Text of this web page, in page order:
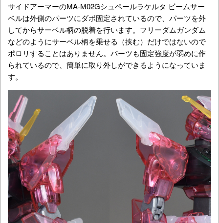
サイドアーマーのMA-M02Gシュペールラケルタ ビームサー
ベルは外側のパーツにダボ固定されているので、パーツを外
してからサーベル柄の脱着を行います。フリーダムガンダム
などのようにサーベル柄を乗せる（挟む）だけではないので
ポロリすることはありません。パーツも固定強度が弱めに作
られているので、簡単に取り外しができるようになっていま
す。